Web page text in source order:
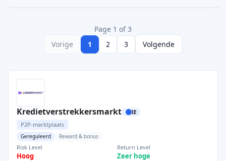
Page 1 of 3
Vorige
1 2 3 Volgende
Kredietverstrekkersmarkt IE
P2P-marktplaats
Gereguleerd Reward & bonus
Risk Level
Hoog
Return Level
Zeer hoge